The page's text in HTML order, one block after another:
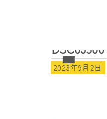
DSC03500
2023年9月2日